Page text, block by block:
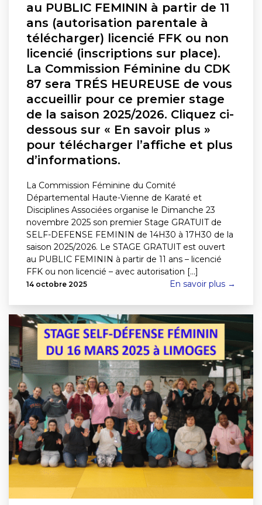
au PUBLIC FEMININ à partir de 11
ans (autorisation parentale à
télécharger) licencié FFK ou non
licencié (inscriptions sur place).
La Commission Féminine du CDK
87 sera TRÉS HEUREUSE de vous
accueillir pour ce premier stage
de la saison 2025/2026. Cliquez ci-
dessous sur « En savoir plus »
pour télécharger l’affiche et plus
d’informations.
La Commission Féminine du Comité
Départemental Haute-Vienne de Karaté et
Disciplines Associées organise le Dimanche 23
novembre 2025 son premier Stage GRATUIT de
SELF-DEFENSE FEMININ de 14H30 à 17H30 de la
saison 2025/2026. Le STAGE GRATUIT est ouvert
au PUBLIC FEMININ à partir de 11 ans – licencié
FFK ou non licencié – avec autorisation [...]
14 octobre 2025 En savoir plus →